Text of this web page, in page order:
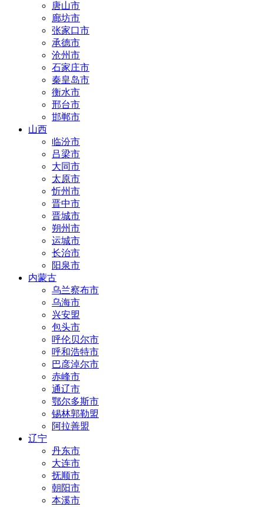
唐山市
廊坊市
张家口市
承德市
沧州市
石家庄市
秦皇岛市
衡水市
邢台市
邯郸市
山西
临汾市
吕梁市
大同市
太原市
忻州市
晋中市
晋城市
朔州市
运城市
长治市
阳泉市
内蒙古
乌兰察布市
乌海市
兴安盟
包头市
呼伦贝尔市
呼和浩特市
巴彦淖尔市
赤峰市
通辽市
鄂尔多斯市
锡林郭勒盟
阿拉善盟
辽宁
丹东市
大连市
抚顺市
朝阳市
本溪市